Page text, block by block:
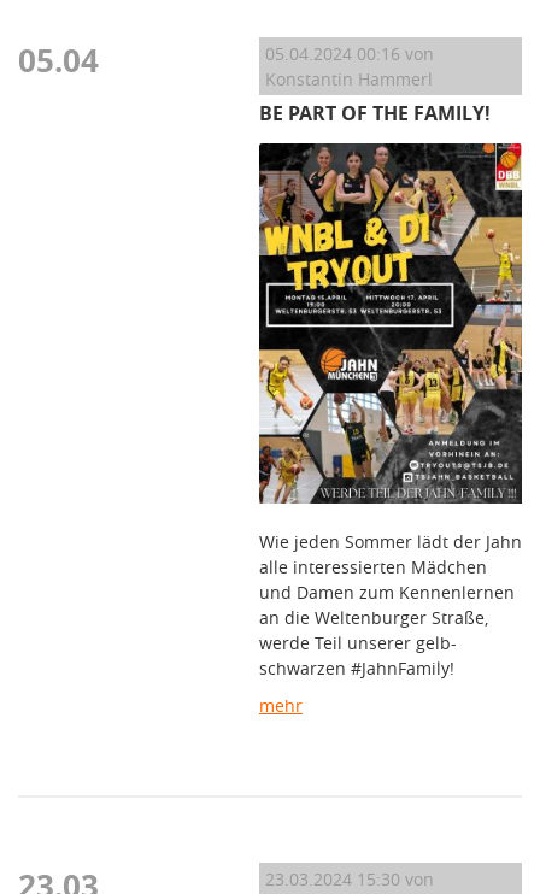
05.04 05.04.2024 00:16 von
Konstantin Hammerl
BE PART OF THE FAMILY!
Wie jeden Sommer lädt der Jahn
alle interessierten Mädchen
und Damen zum Kennenlernen
an die Weltenburger Straße,
werde Teil unserer gelb-
schwarzen #JahnFamily!
mehr
23.03 23.03.2024 15:30 von